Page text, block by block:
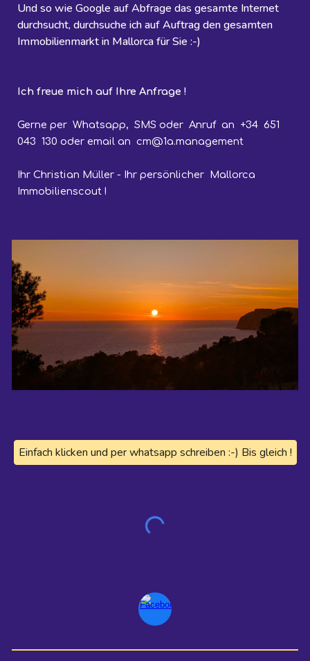
Und so wie Google auf Abfrage das gesamte Internet
durchsucht, durchsuche ich auf Auftrag den gesamten
Immobilienmarkt in Mallorca für Sie :-)
Ich freue mich auf Ihre Anfrage !
Gerne per Whatsapp, SMS oder Anruf an +34 651
043 130 oder email ancm@1a.management
Ihr Christian Müller - Ihr persönlicher Mallorca
Immobilienscout !
Einfach klicken und per whatsapp schreiben :-) Bis gleich !